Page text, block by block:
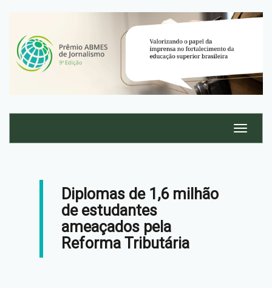
Diplomas de 1,6 milhão
de estudantes
ameaçados pela
Reforma Tributária